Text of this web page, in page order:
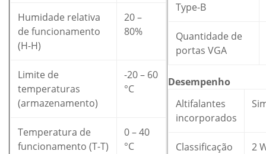
Humidade relativa
de funcionamento
(H-H)
20 –
80%
Limite de
temperaturas
(armazenamento)
-20 – 60
°C
Temperatura de
funcionamento (T-T)
0 – 40
°C
Type-B
Quantidade de
portas VGA
Desempenho
Altifalantes
incorporados
Classificação
2